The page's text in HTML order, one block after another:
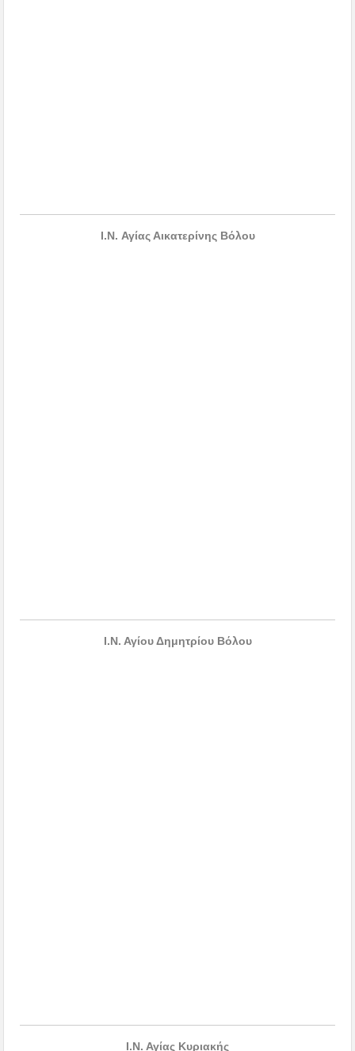
I.N. Αγίας Αικατερίνης Βόλου
Ι.Ν. Αγίου Δημητρίου Βόλου
Ι.Ν. Αγίας Κυριακής